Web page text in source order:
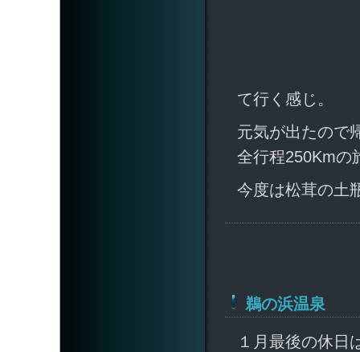
て行く感じ。
元気が出たので
全行程250Kmの
今度は松茸の土
鵜の浜温泉
１月最後の休日